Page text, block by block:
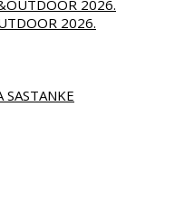
2026.
2026.
SASTANKE